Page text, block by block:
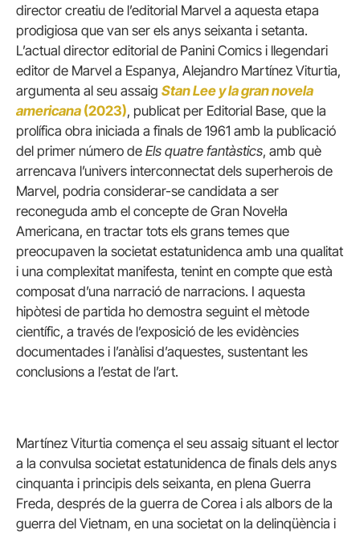
director creatiu de l’editorial Marvel a aquesta etapa
prodigiosa que van ser els anys seixanta i setanta.
L’actual director editorial de Panini Comics i llegendari
editor de Marvel a Espanya, Alejandro Martínez Viturtia,
argumenta al seu assaig Stan Lee y la gran novela
americana (2023), publicat per Editorial Base, que la
prolífica obra iniciada a finals de 1961 amb la publicació
del primer número de Els quatre fantàstics, amb què
arrencava l’univers interconnectat dels superherois de
Marvel, podria considerar-se candidata a ser
reconeguda amb el concepte de Gran Novel·la
Americana, en tractar tots els grans temes que
preocupaven la societat estatunidenca amb una qualitat
i una complexitat manifesta, tenint en compte que està
composat d’una narració de narracions. I aquesta
hipòtesi de partida ho demostra seguint el mètode
científic, a través de l’exposició de les evidències
documentades i l’anàlisi d’aquestes, sustentant les
conclusions a l’estat de l’art.
Martínez Viturtia comença el seu assaig situant el lector
a la convulsa societat estatunidenca de finals dels anys
cinquanta i principis dels seixanta, en plena Guerra
Freda, després de la guerra de Corea i als albors de la
guerra del Vietnam, en una societat on la delinqüència i